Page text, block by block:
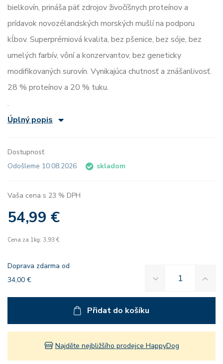
bielkovín, prináša päť zdrojov živočíšnych proteínov a
prídavok novozélandských morských mušlí na podporu
kĺbov. Superprémiová kvalita, bez pšenice, bez sóje, bez
umelých farbív, vôní a konzervantov, bez geneticky
modifikovaných surovín. Vynikajúca chutnosť a znášanlivosť.
28 % proteínov a 20 % tuku.
.
Úplný popis
Dostupnosť
Odošleme 10.08.2026
skladom
Vaša cena s 23 % DPH
54,99 €
Cena za 1kg: 3,93 €
Doprava zdarma od
34,00 €
Přidat do košíku
Najděte nejbližšího prodejce HappyDog